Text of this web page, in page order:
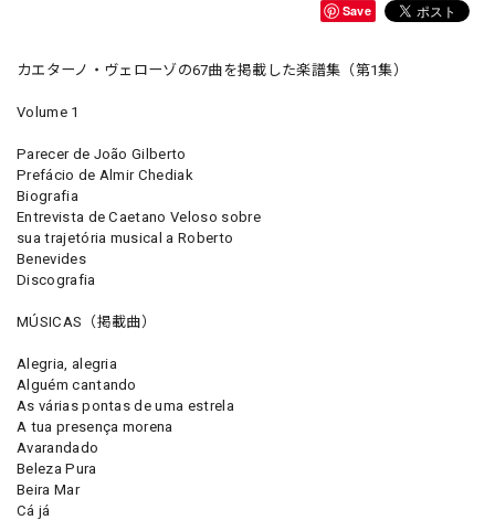
Save
カエターノ・ヴェローゾの67曲を掲載した楽譜集（第1集）
Volume 1
Parecer de João Gilberto
Prefácio de Almir Chediak
Biografia
Entrevista de Caetano Veloso sobre
sua trajetória musical a Roberto
Benevides
Discografia
MÚSICAS（掲載曲）
Alegria, alegria
Alguém cantando
As várias pontas de uma estrela
A tua presença morena
Avarandado
Beleza Pura
Beira Mar
Cá já